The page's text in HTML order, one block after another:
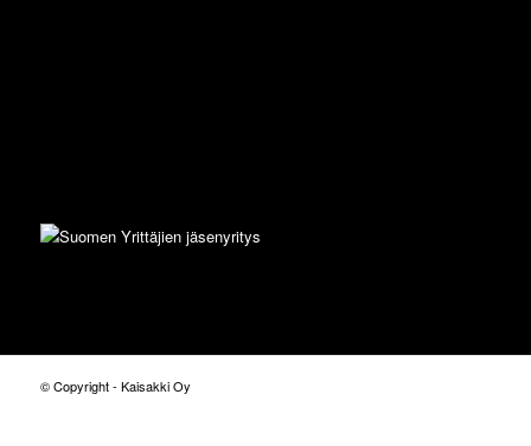
© Copyright - Kaisakki Oy